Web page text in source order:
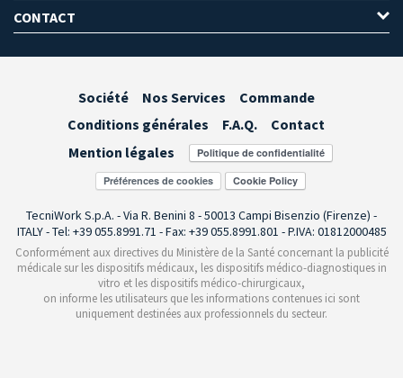
CONTACT
Société Nos Services
Commande
Conditions générales
F.A.Q.
Contact
Mention légales
Préférences de cookies
TecniWork S.p.A. - Via R. Benini 8 - 50013 Campi Bisenzio (Firenze) -
ITALY - Tel: +39 055.8991.71 - Fax: +39 055.8991.801 - P.IVA: 01812000485
Conformément aux directives du Ministère de la Santé concernant la publicité
médicale sur les dispositifs médicaux, les dispositifs médico-diagnostiques in
vitro et les dispositifs médico-chirurgicaux,
on informe les utilisateurs que les informations contenues ici sont
uniquement destinées aux professionnels du secteur.